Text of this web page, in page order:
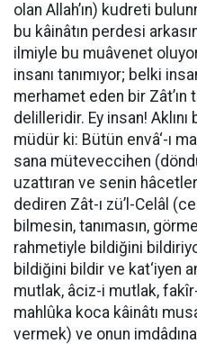
olan Allah’ın) kudreti
bu kâinâtın perdesi
ilmiyle bu muâvenet
insanı tanımıyor; belki
merhamet eden bir Zât’ın
delilleridir. Ey insan!
müdür ki: Bütün envâ‘-ı
sana müteveccihen
uzattıran ve senin
dediren Zât-ı zü’l-Celâl
bilmesin, tanımasın,
rahmetiyle bildiğini
bildiğini bildir ve kat‘iyen
mutlak, âciz-i mutlak,
mahlûka koca kâinâtı
vermek) ve onun